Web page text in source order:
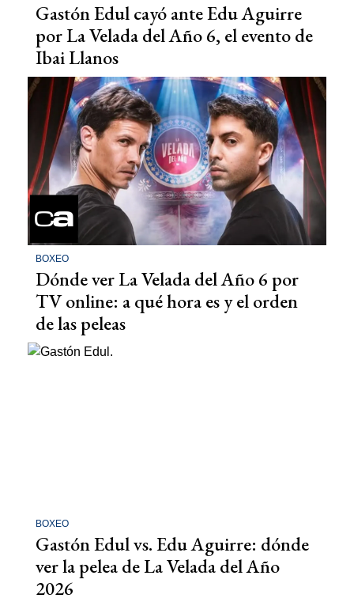
Gastón Edul cayó ante Edu Aguirre
por La Velada del Año 6, el evento de
Ibai Llanos
BOXEO
Dónde ver La Velada del Año 6 por
TV online: a qué hora es y el orden
de las peleas
BOXEO
Gastón Edul vs. Edu Aguirre: dónde
ver la pelea de La Velada del Año
2026